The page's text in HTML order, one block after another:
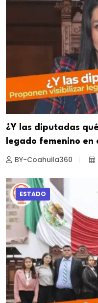
¿Y las diputadas
legado femenino en
BY-Coahuila360
ESTADO